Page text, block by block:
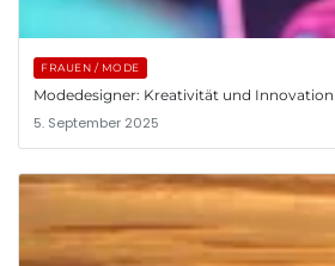
FRAUEN / MODE
Modedesigner: Kreativität und
5. September 2025